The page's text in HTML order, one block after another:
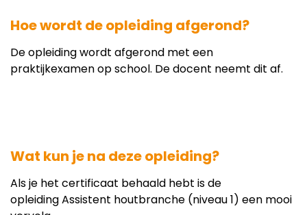
Hoe wordt de opleiding afgerond?
De opleiding wordt afgerond met een
praktijkexamen op school. De docent neemt dit af.
Wat kun je na deze opleiding?
Als je het certificaat behaald hebt is de
opleidingAssistent houtbranche (niveau 1) een mooi